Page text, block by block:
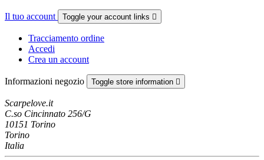
Il tuo account Toggle your account links 
Tracciamento ordine
Accedi
Crea un account
Informazioni negozio Toggle store information 
Scarpelove.it
C.so Cincinnato 256/G
10151 Torino
Torino
Italia